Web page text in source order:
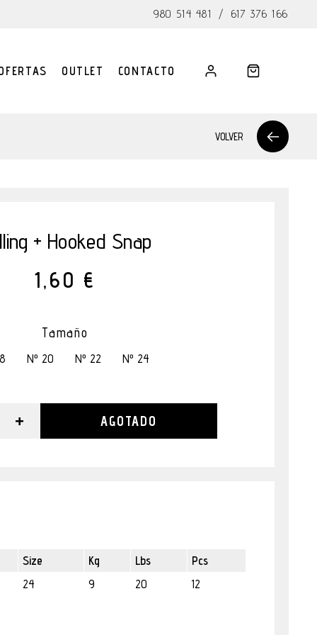
980 514 481 / 617 376 166
OUTLET CONTACTO
VOLVER
+ Hooked Snap
1,60 €
Tamaño
Nº 20 Nº 22 Nº 24
+ AGOTADO
Size Kg Lbs
Pcs
24
9 20 12